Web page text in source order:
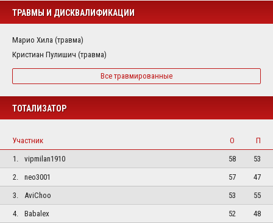
ТРАВМЫ И ДИСКВАЛИФИКАЦИИ
Марио Хила (травма)
Кристиан Пулишич (травма)
Все травмированные
ТОТАЛИЗАТОР
Участник О
П
1.
vipmilan1910 58
53
2.
neo3001 57
47
3.
AviChoo 53
55
4.
Babalex 52
48